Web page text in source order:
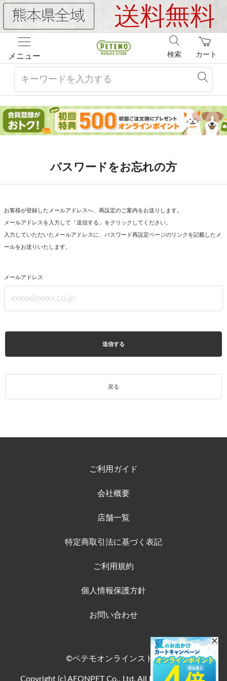
メニュー カート
検索
パスワードをお忘れの方
お客様が登録したメールアドレスへ、再設定のご案内をお送りします。
メールアドレスを入力して「送信する」をクリックしてください。
入力していただいたメールアドレスに、パスワード再設定ページのリンクを記載したメ
ールをお送りいたします。
メールアドレス
送信する
戻る
ご利用ガイド
会社概要
店舗一覧
特定商取引法に基づく表記
ご利用規約
個人情報保護方針
お問い合わせ
©ペテモオンラインストア
Copyright (c) AEONPET Co., Ltd. All Rights Reserved.